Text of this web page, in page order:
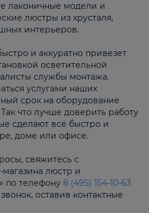
лаконичные модели и
люстры из хрусталя,
интерьеров.
и аккуратно привезет
осветительной
службы монтажа.
услугами наших
срок на оборудование
что лучше доверить работу
сделают всё быстро и
доме или офисе.
свяжитесь с
люстр и
по телефону 8 (495) 154-10-63
оставив контактные